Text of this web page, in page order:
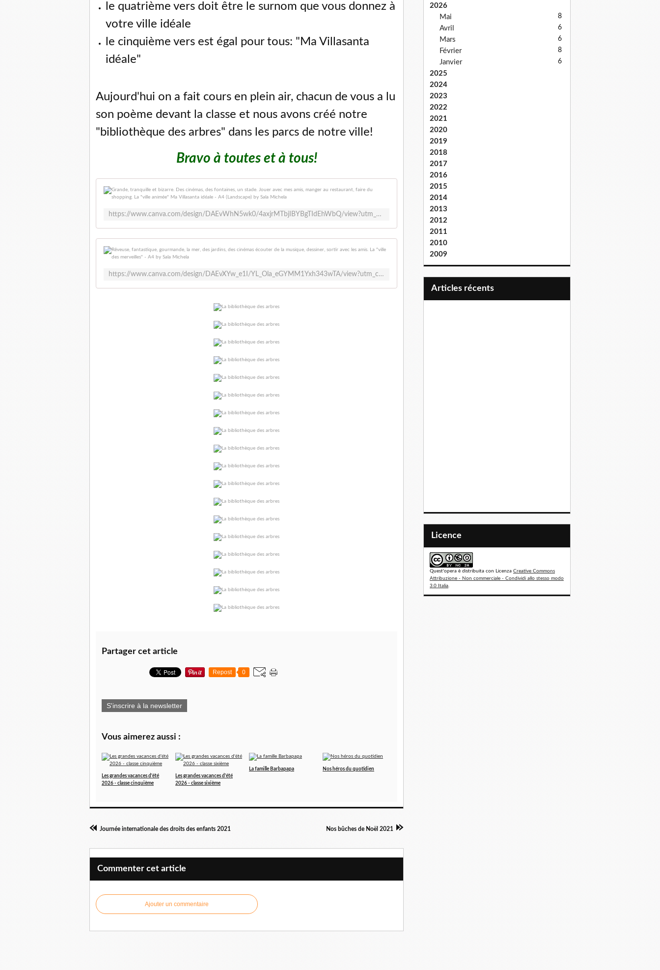
le quatrième vers doit être le surnom que vous donnez à
votre ville idéale
le cinquième vers est égal pour tous: "Ma Villasanta
idéale"
Aujourd'hui on a fait cours en plein air, chacun de vous a lu
son poème devant la classe et nous avons créé notre
"bibliothèque des arbres" dans les parcs de notre ville!
Bravo à toutes et à tous!
https://www.canva.com/design/DAEvWhN5wk0/4axjrMTbjIBYBgTIdEhWbQ/view?utm_content=DAEvWhN5wk0&utm_campaign=designshare&utm_medium=link&utm_source=publishsharelink
Rêveuse, fantastique, gourmande, la mer, des jardins, des cinémas
https://www.canva.com/design/DAEvXYw_e1I/YL_Ola_eGYMM1Yxh343wTA/view?utm_content=DAEvXYw_e1I&utm_campaign=designshare&utm_medium=link&utm_source=publishsharelink
Partager cet article
Repost 0
S'inscrire à la newsletter
Vous aimerez aussi :
Les grandes vacances d'été
2026 - classe cinquième
Les grandes vacances d'été
2026 - classe sixième
La famille Barbapapa Nos héros du quotidien
Journée internationale des droits des enfants 2021 Nos bûches de Noël 2021
Commenter cet article
Ajouter un commentaire
2026
Mai
8
Avril 6
Mars 6
Février 8
Janvier 6
2025
2024
2023
2022
2021
2020
2019
2018
2017
2016
2015
2014
2013
2012
2011
2010
2009
articles récents
Licence
Quest'opera è distribuita con Licenza Creative Commons
Attribuzione - Non commerciale - Condividi allo stesso modo
3.0 Italia.